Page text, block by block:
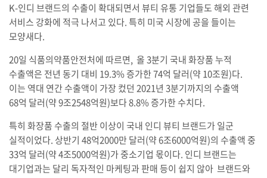
K-인디 브랜드의 수출이 확대되면서 뷰티 유통 기업들도 해외 관련
서비스 강화에 적극 나서고 있다. 특히 미국 시장에 공을 들이는
모양새다.
20일 식품의약품안전처에 따르면, 올 3분기 국내 화장품 누적
수출액은 전년 동기 대비 19.3% 증가한 74억 달러(약 10조원)다.
이는 역대 연간 수출액이 가장 컸던 2021년 3분기까지의 수출액
68억 달러(약 9조2548억원)보다 8.8% 증가한 수치다.
특히 화장품 수출의 절반 이상이 국내 인디 뷰티 브랜드가 일군
실적이었다. 상반기 48억2000만 달러(약 6조6000억원)의 수출액 중
33억 달러(약 4조5000억원)가 중소기업 몫이다. 인디 브랜드는
대기업과는 달리 독자적인 마케팅과 판매 등이 쉽지 않아 브랜드와